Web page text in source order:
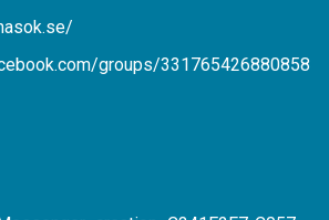
groups/331765426880858